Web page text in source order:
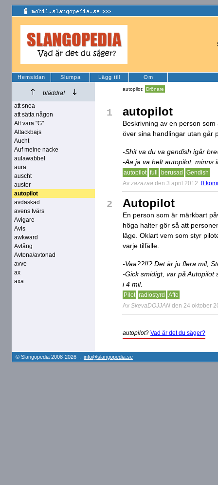
Hemsidan Slumpa Lägg till Om
bläddra!
att snea
att sätta någon
Att vara "G"
Attackbajs
Aucht
Auf meine nacke
aulawabbel
aura
auscht
auster
autopilot
avdaskad
avens tvärs
Avigare
Avis
awkward
Avlång
Avtona/avtonad
avve
ax
axa
autopilot: Drönare
1 autopilot
Beskrivning av en person
över sina handlingar utan går
-Shit va du va gendish igår
-Aa ja va helt autopilot, minns
autopilot full berusad
Gendish
Av zazazaa den 3 april 2012 0
2 Autopilot
En person som är märkbart
höga halter gör så att
läge. Oklart vem som styr
varje tilfälle.
-Vaa??!!? Det är ju flera mil,
-Gick smidigt, var på Autopilot
i 4 mil.
Pilot radiostyrd
Affe
Av SkevaDOJJAN den 24 oktober
autopilot? Vad är det du säger?
© Slangopedia 2008-2026 : info@slangopedia.se